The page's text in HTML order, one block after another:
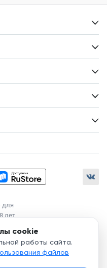
cookie
работы сайта.
файлов
для
лет